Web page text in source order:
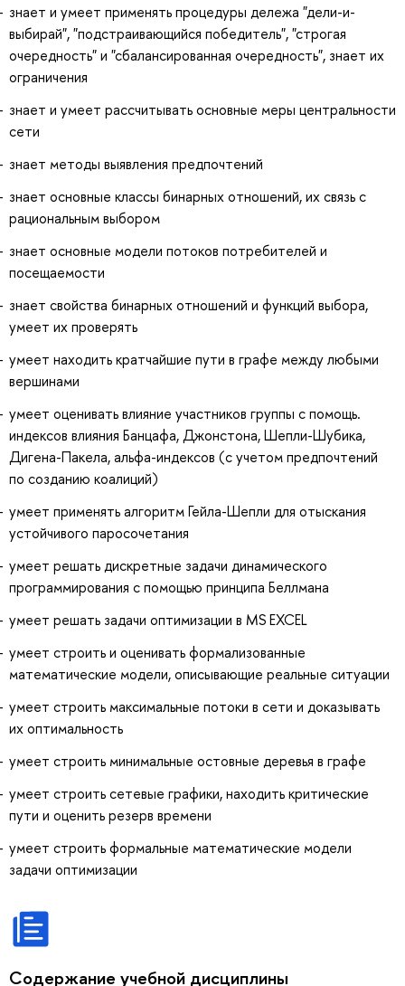
знает и умеет применять процедуры дележа "дели-и-
выбирай", "подстраивающийся победитель", "строгая
очередность" и "сбалансированная очередность", знает их
ограничения
знает и умеет рассчитывать основные меры центральности
сети
знает методы выявления предпочтений
знает основные классы бинарных отношений, их связь с
рациональным выбором
знает основные модели потоков потребителей и
посещаемости
знает свойства бинарных отношений и функций выбора,
умеет их проверять
умеет находить кратчайшие пути в графе между любыми
вершинами
умеет оценивать влияние участников группы с помощь.
индексов влияния Банцафа, Джонстона, Шепли-Шубика,
Дигена-Пакела, альфа-индексов (с учетом предпочтений
по созданию коалиций)
умеет применять алгоритм Гейла-Шепли для отыскания
устойчивого паросочетания
умеет решать дискретные задачи динамического
программирования с помощью принципа Беллмана
умеет решать задачи оптимизации в MS EXCEL
умеет строить и оценивать формализованные
математические модели, описывающие реальные ситуации
умеет строить максимальные потоки в сети и доказывать
их оптимальность
умеет строить минимальные остовные деревья в графе
умеет строить сетевые графики, находить критические
пути и оценить резерв времени
умеет строить формальные математические модели
задачи оптимизации
Содержание учебной дисциплины